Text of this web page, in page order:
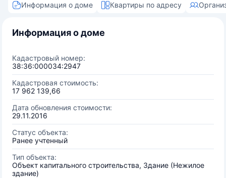
Информация о доме Квартиры по адресу
Информация о доме
Кадастровый номер:
38:36:000034:2947
Кадастровая стоимость:
17 962 139,66
Дата обновления стоимости:
29.11.2016
Статус объекта:
Ранее учтенный
Тип объекта:
Объект капитального строительства, Здание (Нежилое
здание)